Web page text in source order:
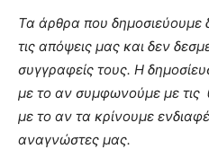
Τα άρθρα που
τις απόψεις μας και δεν
συγγραφείς τους. Η
με το αν συμφωνούμε με τις
με το αν τα κρίνουμε
αναγνώστες μας.